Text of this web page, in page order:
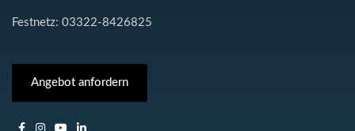
Festnetz: 03322-8426825
Angebot anfordern